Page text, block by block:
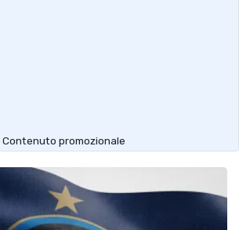
Contenuto promozionale